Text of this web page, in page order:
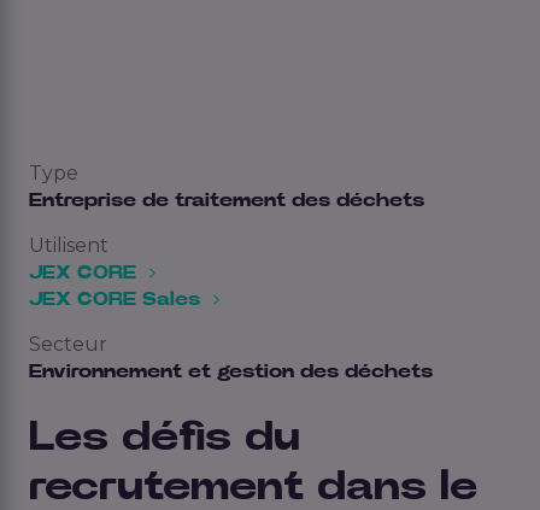
Type
Entreprise de traitement des déchets
Utilisent
JEX CORE
JEX CORE Sales
Secteur
Environnement et gestion des déchets
Les défis du
recrutement dans le